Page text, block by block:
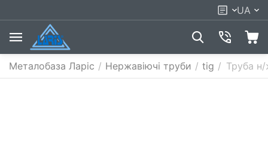
UA
Металобаза Ларіс / Нержавіючі труби / tig / Труба